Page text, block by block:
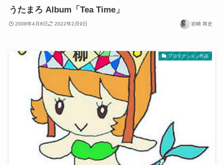
うたまろ Album「Tea Time」
2008年4月8日 2022年2月9日 岩崎 将史
プロダクション作品